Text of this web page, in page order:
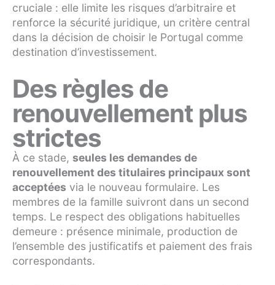
cruciale : elle limite les risques d’arbitraire et
renforce la sécurité juridique, un critère central
dans la décision de choisir le Portugal comme
destination d’investissement.
Des règles de
renouvellement plus
strictes
À ce stade, seules les demandes de
renouvellement des titulaires principaux sont
acceptées via le nouveau formulaire. Les
membres de la famille suivront dans un second
temps. Le respect des obligations habituelles
demeure : présence minimale, production de
l’ensemble des justificatifs et paiement des frais
correspondants.